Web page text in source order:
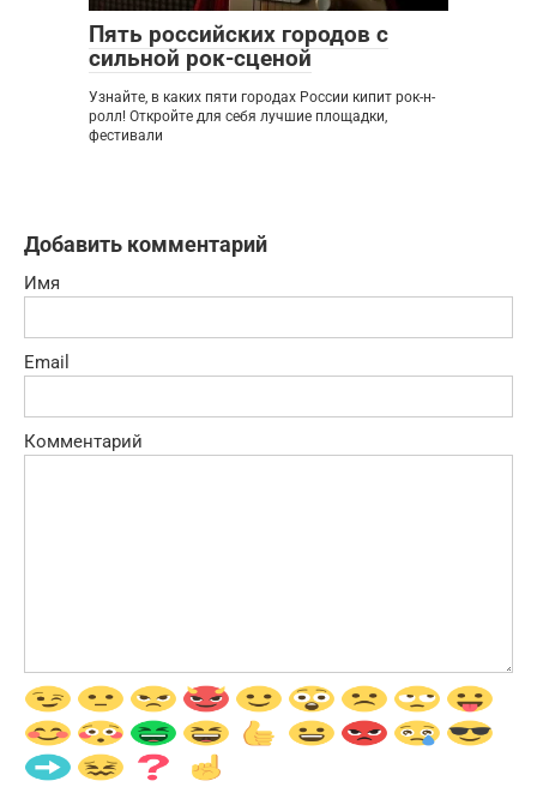
Пять российских городов с
сильной рок-сценой
Узнайте, в каких пяти городах России кипит рок-н-
ролл! Откройте для себя лучшие площадки,
фестивали
Добавить комментарий
Имя
Email
Комментарий